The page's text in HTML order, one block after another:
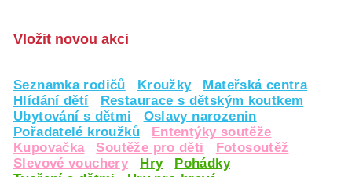
Vložit novou akci
Seznamka rodičů Kroužky
Mateřská centra
Hlídání dětí
Restaurace s dětským koutkem
Ubytování s dětmi
Oslavy narozenin
Pořadatelé kroužků
Ententýky soutěže
Kupovačka
Soutěže pro děti
Fotosoutěž
Slevové vouchery
Hry
Pohádky